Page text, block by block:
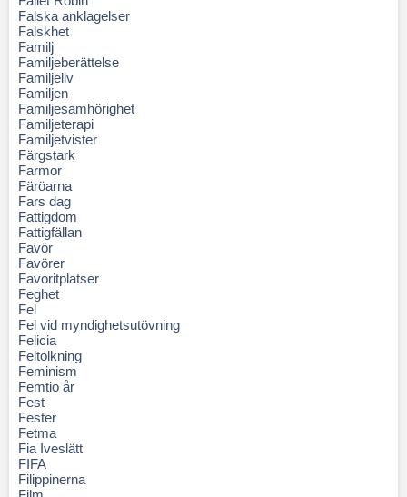
Falska anklagelser
Falskhet
Familj
Familjeberättelse
Familjeliv
Familjen
Familjesamhörighet
Familjeterapi
Familjetvister
Färgstark
Farmor
Färöarna
Fars dag
Fattigdom
Fattigfällan
Favör
Favörer
Favoritplatser
Feghet
Fel
Fel vid myndighetsutövning
Felicia
Feltolkning
Feminism
Femtio år
Fest
Fester
Fetma
Fia Iveslätt
FIFA
Filippinerna